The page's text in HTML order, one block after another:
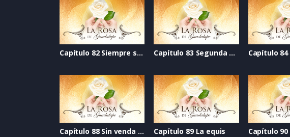
Capítulo 82 Siempre se puede Capítulo 83 Segunda vuelta
Capítulo 88 Sin venda en los ojos Capítulo 89 La equis